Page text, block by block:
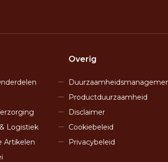
Logistiek
Artikelen
Overig
Productduurzaamheid
Disclaimer
Cookiebeleid
Privacybeleid